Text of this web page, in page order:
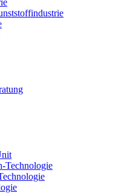
Technologie